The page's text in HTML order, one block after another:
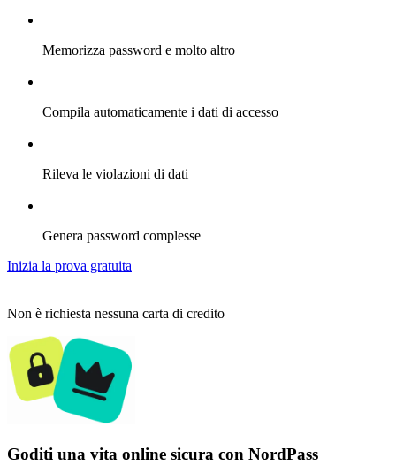
Memorizza password e molto altro
Compila automaticamente i dati di accesso
Rileva le violazioni di dati
Genera password complesse
Inizia la prova gratuita
Non è richiesta nessuna carta di credito
Goditi una vita online sicura con NordPass